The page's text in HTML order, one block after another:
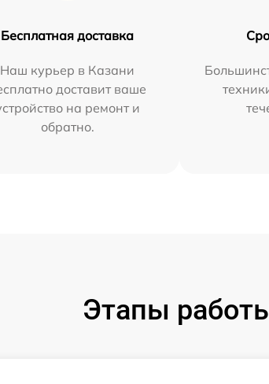
Бесплатная доставка
Наш курьер в Казани
доставит ваше
на ремонт и
обратно.
Этапы